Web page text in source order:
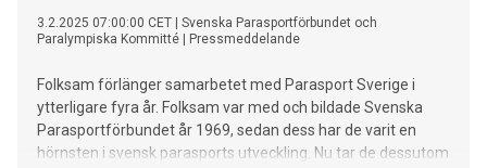
3.2.2025 07:00:00 CET
Svenska Parasportförbundet och
Paralympiska Kommitté
Pressmeddelande
Folksam förlänger samarbetet med Parasport Sverige i
ytterligare fyra år. Folksam var med och bildade Svenska
Parasportförbundet år 1969, sedan dess har de varit en
hörnsten i svensk parasports utveckling. Nu tar de dessutom